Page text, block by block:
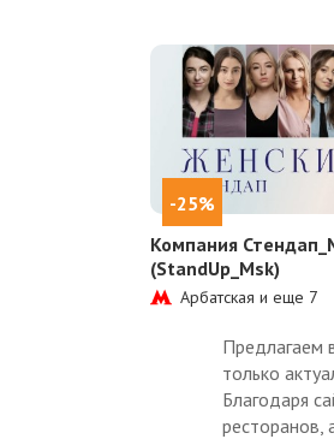
-25%
Компания
(StandUp_Msk)
Арбатская и еще 7
Предлагаем
только
Благодаря
ресторанов,